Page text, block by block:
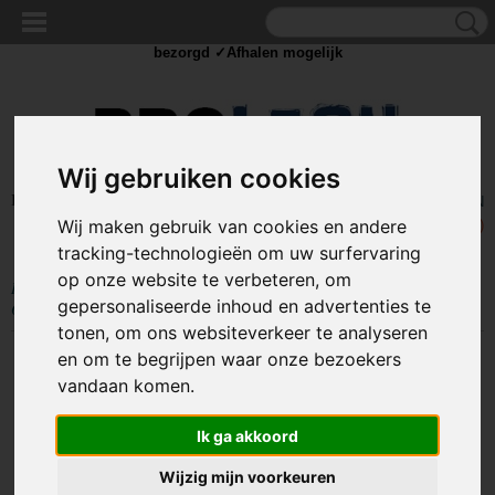
Wij gebruiken cookies
Wij maken gebruik van cookies en andere
tracking-technologieën om uw surfervaring
op onze website te verbeteren, om
gepersonaliseerde inhoud en advertenties te
tonen, om ons websiteverkeer te analyseren
en om te begrijpen waar onze bezoekers
vandaan komen.
Ik ga akkoord
Wijzig mijn voorkeuren
Inloggen Registreren
UW WINKELWAGEN
Geen producten
(0)
Home >GADGETS>Hardloop verlichting>LED Hardloop Armband -
ORANJE - 35cm
bezorgd ✓Afhalen mogelijk